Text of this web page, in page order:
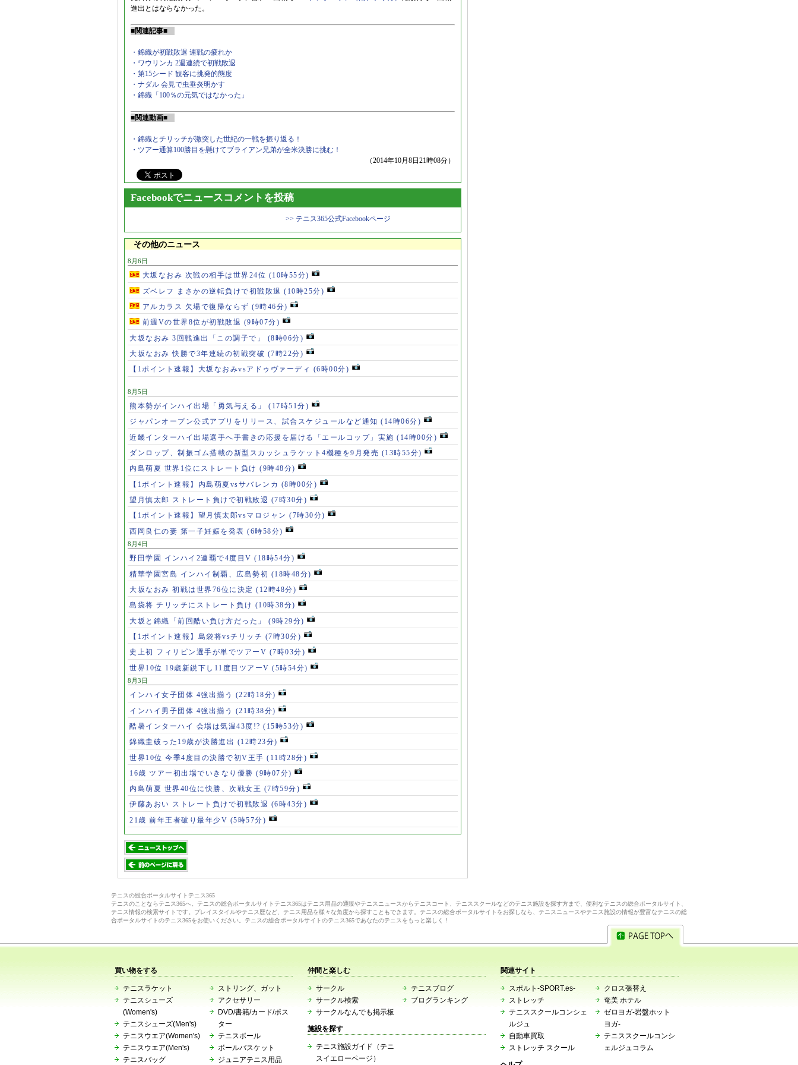
進出とはならなかった。
■関連記事■
・錦織が初戦敗退 連戦の疲れか
・ワウリンカ 2週連続で初戦敗退
・第15シード 観客に挑発的態度
・ナダル 会見で虫垂炎明かす
・錦織「100％の元気ではなかった」
■関連動画■
・錦織とチリッチが激突した世紀の一戦を振り返る！
・ツアー通算100勝目を懸けてブライアン兄弟が全米決勝に挑む！
（2014年10月8日21時08分）
Facebookでニュースコメントを投稿
>> テニス365公式Facebookページ
その他のニュース
8月6日
大坂なおみ 次戦の相手は世界24位 (10時55分)
ズベレフ まさかの逆転負けで初戦敗退 (10時25分)
アルカラス 欠場で復帰ならず (9時46分)
前週Vの世界8位が初戦敗退 (9時07分)
大坂なおみ 3回戦進出「この調子で」 (8時06分)
大坂なおみ 快勝で3年連続の初戦突破 (7時22分)
【1ポイント速報】大坂なおみvsアドゥヴァーディ (6時00分)
8月5日
熊本勢がインハイ出場「勇気与える」 (17時51分)
ジャパンオープン公式アプリをリリース、試合スケジュールなど通知 (14時06分)
近畿インターハイ出場選手へ手書きの応援を届ける「エールコップ」実施 (14時00分)
ダンロップ、制振ゴム搭載の新型スカッシュラケット4機種を9月発売 (13時55分)
内島萌夏 世界1位にストレート負け (9時48分)
【1ポイント速報】内島萌夏vsサバレンカ (8時00分)
望月慎太郎 ストレート負けで初戦敗退 (7時30分)
【1ポイント速報】望月慎太郎vsマロジャン (7時30分)
西岡良仁の妻 第一子妊娠を発表 (6時58分)
8月4日
野田学園 インハイ2連覇で4度目V (18時54分)
精華学園宮島 インハイ制覇、広島勢初 (18時48分)
大坂なおみ 初戦は世界76位に決定 (12時48分)
島袋将 チリッチにストレート負け (10時38分)
大坂と錦織「前回酷い負け方だった」 (9時29分)
【1ポイント速報】島袋将vsチリッチ (7時30分)
史上初 フィリピン選手が単でツアーV (7時03分)
世界10位 19歳新鋭下し11度目ツアーV (5時54分)
8月3日
インハイ女子団体 4強出揃う (22時18分)
インハイ男子団体 4強出揃う (21時38分)
酷暑インターハイ 会場は気温43度!? (15時53分)
錦織圭破った19歳が決勝進出 (12時23分)
世界10位 今季4度目の決勝で初V王手 (11時28分)
16歳 ツアー初出場でいきなり優勝 (9時07分)
内島萌夏 世界40位に快勝、次戦女王 (7時59分)
伊藤あおい ストレート負けで初戦敗退 (6時43分)
21歳 前年王者破り最年少V (5時57分)
テニスの総合ポータルサイトテニス365
テニスのことならテニス365へ。テニスの総合ポータルサイトテニス365はテニス用品の通販やテニスニュースからテニスコート、テニススクールなどのテニス施設を探す方まで、便利なテニスの総合ポータルサイト、
テニス情報の検索サイトです。プレイスタイルやテニス歴など、テニス用品を様々な角度から探すこともできます。テニスの総合ポータルサイトをお探しなら、テニスニュースやテニス施設の情報が豊富なテニスの総
合ポータルサイトのテニス365をお使いください。テニスの総合ポータルサイトのテニス365であなたのテニスをもっと楽しく！
買い物をする
テニスラケット
テニスシューズ
(Women's)
テニスシューズ(Men's)
テニスウエア(Women's)
テニスウエア(Men's)
テニスバッグ
ストリング、ガット
アクセサリー
DVD/書籍/カード/ポス
ター
テニスボール
ボールバスケット
ジュニアテニス用品
仲間と楽しむ
サークル
サークル検索
サークルなんでも掲示板
テニスブログ
ブログランキング
施設を探す
テニス施設ガイド（テニ
スイエローページ）
関連サイト
スポルト-SPORT.es-
ストレッチ
テニススクールコンシェ
ルジュ
自動車買取
ストレッチ スクール
クロス張替え
奄美 ホテル
ゼロヨガ-岩盤ホット
ヨガ-
テニススクールコンシ
ェルジュコラム